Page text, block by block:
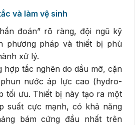
và làm vệ sinh
đoán” rõ ràng, đội ngũ kỹ
phương pháp và thiết bị phù
xử lý.
hợp tắc nghẽn do dầu mỡ, cặn
nước áp lực cao (hydro-
tối ưu. Thiết bị này tạo ra một
suất cực mạnh, có khả năng
bám cứng đầu nhất trên